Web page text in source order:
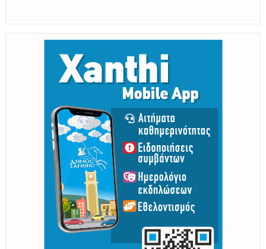
Καλούμε Άμεσα την Πυροσβεστική στο 199 ή στο 112
και δίνουμε σαφείς πληροφορίες